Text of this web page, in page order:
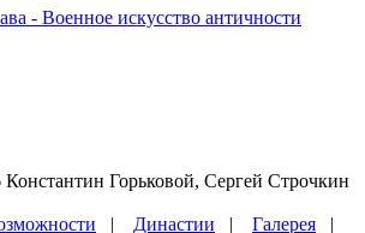
Горьковой, Сергей Строчкин
| Династии | Галерея |